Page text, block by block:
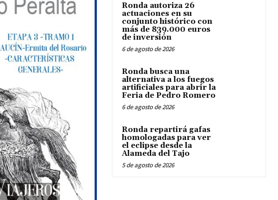
Ronda autoriza 26
actuaciones en su
conjunto histórico con
más de 839.000 euros
de inversión
6 de agosto de 2026
Ronda busca una
alternativa a los fuegos
artificiales para abrir la
Feria de Pedro Romero
6 de agosto de 2026
Ronda repartirá gafas
homologadas para ver
el eclipse desde la
Alameda del Tajo
5 de agosto de 2026